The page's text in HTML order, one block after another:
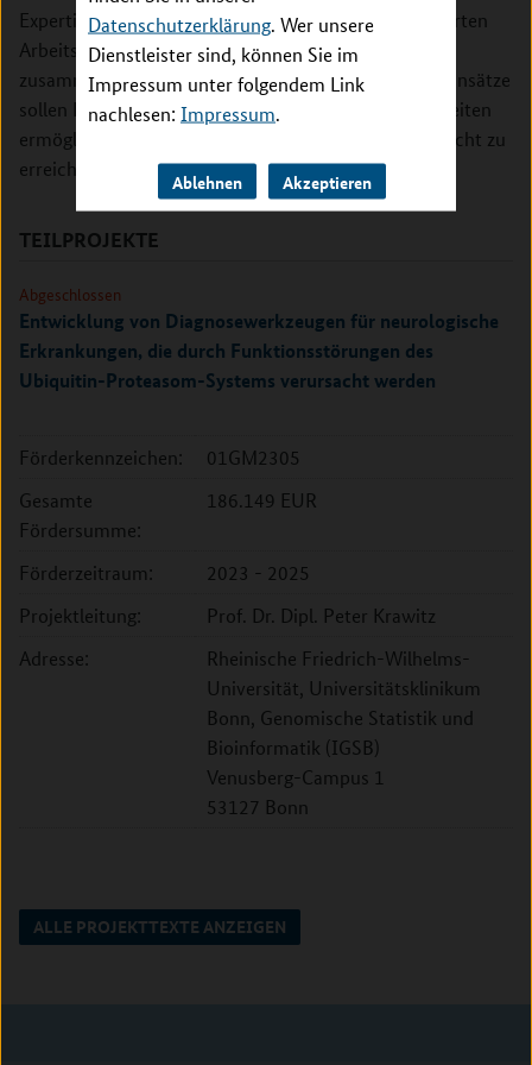
Datenschutzerklärung. Wer unsere
Dienstleister sind, können Sie im
Impressum unter folgendem Link
nachlesen: Impressum.
Ablehnen Akzeptieren
Expertisen und Ressourcen von einschlägig qualifizierten
Arbeitsgruppen aus den teilnehmenden Ländern
zusammenzuführen. Durch kooperative Forschungsansätze
sollen Fortschritte bei der Diagnose seltener Krankheiten
ermöglicht werden, die allein auf nationaler Ebene nicht zu
erreichen wären.
TEILPROJEKTE
Abgeschlossen
Entwicklung von Diagnosewerkzeugen für neurologische
Erkrankungen, die durch Funktionsstörungen des
Ubiquitin-Proteasom-Systems verursacht werden
Förderkennzeichen:
01GM2305
Gesamte
Fördersumme:
186.149 EUR
Förderzeitraum:
2023 - 2025
Projektleitung:
Prof. Dr. Dipl. Peter Krawitz
Adresse:
Rheinische Friedrich-Wilhelms-
Universität, Universitätsklinikum
Bonn, Genomische Statistik und
Bioinformatik (IGSB)
Venusberg-Campus 1
53127 Bonn
ALLE PROJEKTTEXTE ANZEIGEN